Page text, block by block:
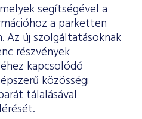
segítségével a
a parketten
Az új szolgáltatásoknak
részvények
kapcsolódó
közösségi
tálalásával